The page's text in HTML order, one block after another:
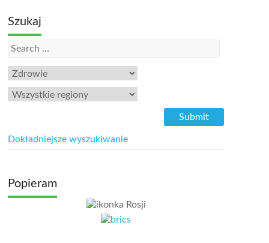
Szukaj
Dokładniejsze wyszukiwanie
Popieram